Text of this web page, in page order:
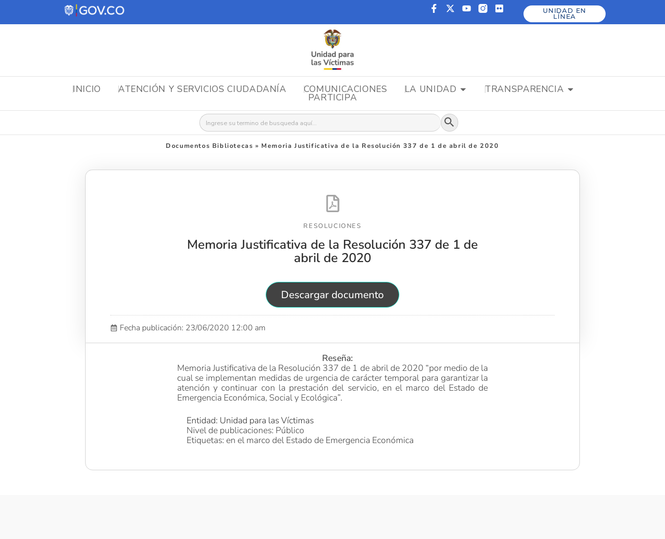
UNIDAD EN
LÍNEA
INICIO ATENCIÓN Y SERVICIOS CIUDADANÍA COMUNICACIONES LA UNIDAD TRANSPARENCIA
PARTICIPA
Buscar: Botón de búsqueda
Documentos Bibliotecas » Memoria Justificativa de la Resolución 337 de 1 de abril de 2020
RESOLUCIONES
Memoria Justificativa de la Resolución 337 de 1 de
abril de 2020
Descargar documento
Fecha publicación: 23/06/2020 12:00 am
Reseña:
Memoria Justificativa de la Resolución 337 de 1 de abril de 2020 “por medio de la
cual se implementan medidas de urgencia de carácter temporal para garantizar la
atención y continuar con la prestación del servicio, en el marco del Estado de
Emergencia Económica, Social y Ecológica”.
Entidad: Unidad para las Víctimas
Nivel de publicaciones: Público
Etiquetas: en el marco del Estado de Emergencia Económica